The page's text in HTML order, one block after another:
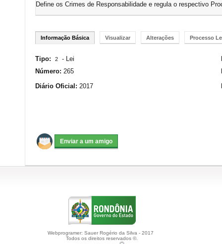
Define os Crimes de Responsabilidade e regula o respectivo
Informação Básica Visualizar Alterações Processo
Tipo: 2 - Lei
Número: 265
Diário Oficial: 2017
Webprogramer: Sauer Rogério da Silva - 2017
Todos os direitos reservados ©.